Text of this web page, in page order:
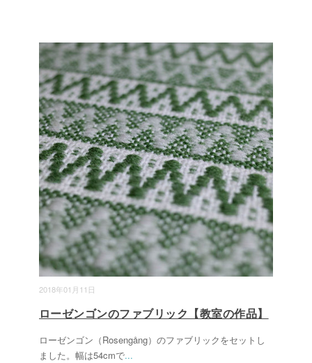
2018年01月11日
ローゼンゴンのファブリック【教室の作品】
ローゼンゴン（Rosengång）のファブリックをセットし
ました。幅は54cmで...